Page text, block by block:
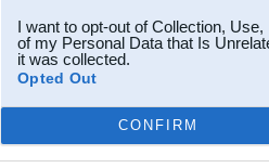
I want to opt-out of Collection,
of my Personal Data that Is
it was collected.
Opted Out
CONFIRM